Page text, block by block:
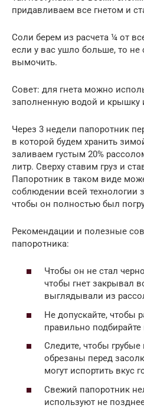
придавливаем все гнетом и
Соли берем из расчета ¼ от
если у вас ушло больше, то
вымочить.
Совет: для гнета можно
заполненную водой и крышку
Через 3 недели папоротник
в которой будем хранить
заливаем густым 20%
литр. Сверху ставим груз и
Папоротник в таком виде
соблюдении всей технологии
чтобы он полностью был
Рекомендации и полезные
папоротника:
Чтобы он не стал
чтобы гнет закрывал
выглядывали из
Не допускайте, чтобы
правильно
Следите, чтобы
обрезаны перед
могут испортить вкус
Свежий папоротник
используют не